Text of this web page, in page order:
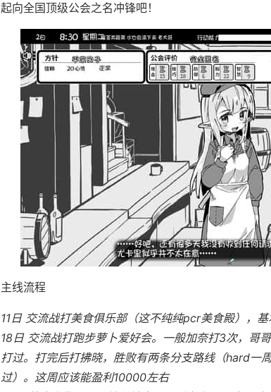
起向全国顶级公会之名冲锋吧！
主线流程
11日 交流战打美食俱乐部（这不纯纯pcr美食殿），
18日 交流战打跑步萝卜爱好会。一般加奈打3次，哥
打过。打完后打拂晓，胜败有两条分支路线（hard一
过）。这周应该能盈利10000左右